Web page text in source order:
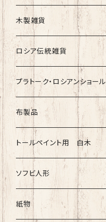
クリスマス
ノリンスクの子達
動物マトリョーシカ
セミョーノフの子達
その他のマトショーシカ
キーロフの子達
タマラ・コリエワ
ナジェジダ・イワンツォワ
リュボーフィ・ブズイキナ
タチアナ ドゥビニッチ
エレナ・イワンツォワ
バローニナ・マリヤ
ヴィクトル・ニキーチン
型押しの箱
キャニスター
白樺編み
トレイ・平皿
白樺靴
白樺その他
木製雑貨
ニードルケース・お針刺し
ベル・起きあがりこぼし
オルゴール
キッチン
イースターエッグ
小物入れ・ボトルケース
ロシア伝統雑貨
ホフロマ
アルハンゲリスク
ゴロジェッツ
ジョストボ
グジェリ
プラトーク・ロシアンショール
布製品
キッチンクロス
ソビエトデザイン 昔の布
切り売り布・リボン
トールペイント用 白木
ソフビ人形
現代物
紙物